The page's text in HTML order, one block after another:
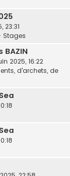
23:31
Stages
2025, 16:22
d'archets, de